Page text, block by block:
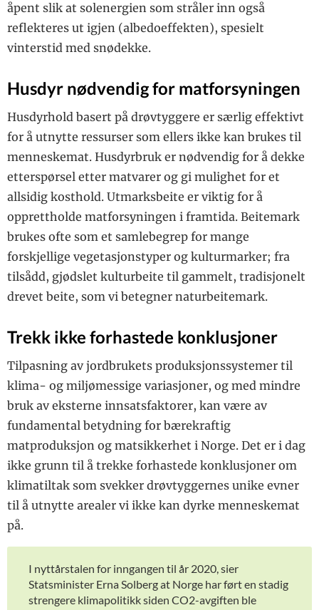
åpent slik at solenergien som stråler inn også
reflekteres ut igjen (albedoeffekten), spesielt
vinterstid med snødekke.
Husdyr nødvendig for matforsyningen
Husdyrhold basert på drøvtyggere er særlig effektivt
for å utnytte ressurser som ellers ikke kan ­brukes til
menneskemat. Husdyrbruk er nødvendig for å dekke
etterspørsel etter matvarer og gi mulighet for et
allsidig kosthold. Utmarksbeite er viktig for å
opprettholde matforsyningen i framtida. Beitemark
brukes ofte som et samlebegrep for mange
forskjellige vegetasjonstyper og ­kulturmarker; fra
tilsådd, gjødslet kulturbeite til gammelt, tradisjonelt
drevet beite, som vi betegner naturbeitemark.
Trekk ikke forhastede konklusjoner
Tilpasning av jordbrukets produksjonssystemer til
klima- og miljømessige variasjoner, og med mindre
bruk av eksterne innsatsfaktorer, kan være av
fundamental betydning for bærekraftig
matproduksjon og matsikkerhet i Norge. Det er i dag
ikke grunn til å trekke forhastede konklusjoner om
klimatiltak som svekker drøvtyggernes unike evner
til å utnytte arealer vi ikke kan dyrke menneskemat
på.
I nyttårstalen for inngangen til år 2020, sier
Statsminister Erna Solberg at Norge har ført en stadig
strengere klimapolitikk siden CO2-avgiften ble